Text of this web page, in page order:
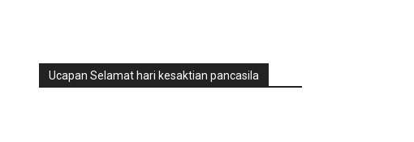
Ucapan Selamat hari kesaktian pancasila